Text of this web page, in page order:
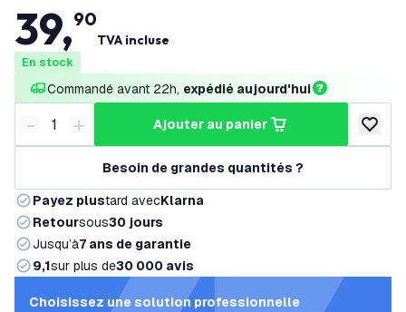
39,90
TVA incluse
En stock
Commandé avant 22h, expédié aujourd'hui
Diminuer la quantité
- Augmenter la quantité
+ ajouter au panier
Besoin de grandes quantités ?
Payez plustard avecKlarna
Retoursous30 jours
Jusqu’à7 ans de garantie
9,1sur plus de30 000 avis
Choisissez une solution professionnelle